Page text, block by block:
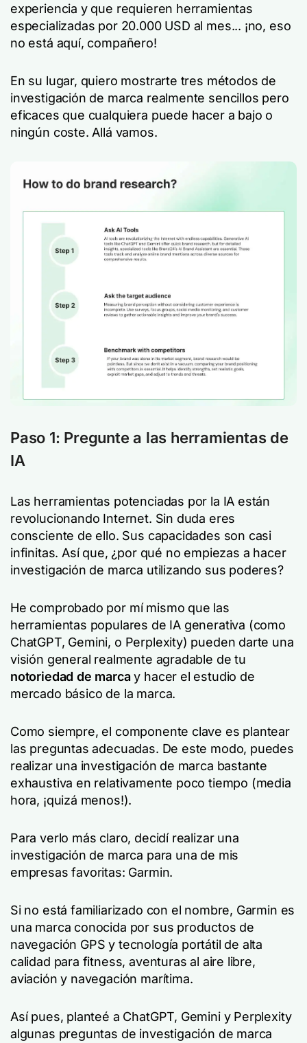
experiencia y que requieren herramientas
especializadas por 20.000 USD al mes... ¡no, eso
no está aquí, compañero!
En su lugar, quiero mostrarte tres métodos de
investigación de marca realmente sencillos pero
eficaces que cualquiera puede hacer a bajo o
ningún coste. Allá vamos.
Paso 1: Pregunte a las herramientas de
IA
Las herramientas potenciadas por la IA están
revolucionando Internet. Sin duda eres
consciente de ello. Sus capacidades son casi
infinitas. Así que, ¿por qué no empiezas a hacer
investigación de marca utilizando sus poderes?
He comprobado por mí mismo que las
herramientas populares de IA generativa (como
ChatGPT, Gemini, o Perplexity) pueden darte una
visión general realmente agradable de tu
notoriedad de marcay hacer el estudio de
mercado básico de la marca.
Como siempre, el componente clave es plantear
las preguntas adecuadas. De este modo, puedes
realizar una investigación de marca bastante
exhaustiva en relativamente poco tiempo (media
hora, ¡quizá menos!).
Para verlo más claro, decidí realizar una
investigación de marca para una de mis
empresas favoritas: Garmin.
Si no está familiarizado con el nombre, Garmin es
una marca conocida por sus productos de
navegación GPS y tecnología portátil de alta
calidad para fitness, aventuras al aire libre,
aviación y navegación marítima.
Así pues, planteé a ChatGPT, Gemini y Perplexity
algunas preguntas de investigación de marca